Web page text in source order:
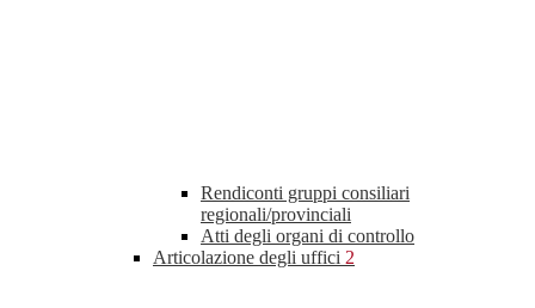
Rendiconti gruppi consiliari
regionali/provinciali
Atti degli organi di controllo
Articolazione degli uffici 2